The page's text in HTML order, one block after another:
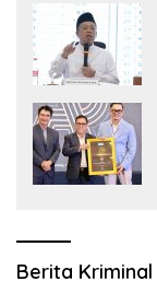
Berita Kriminal